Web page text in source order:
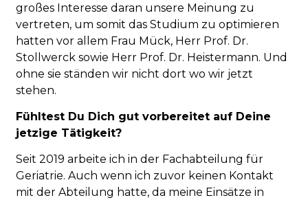
großes Interesse daran unsere Meinung zu
vertreten, um somit das Studium zu optimieren
hatten vor allem Frau Mück, Herr Prof. Dr.
Stollwerck sowie Herr Prof. Dr. Heistermann. Und
ohne sie ständen wir nicht dort wo wir jetzt
stehen.
Fühltest Du Dich gut vorbereitet auf Deine
jetzige Tätigkeit?
Seit 2019 arbeite ich in der Fachabteilung für
Geriatrie. Auch wenn ich zuvor keinen Kontakt
mit der Abteilung hatte, da meine Einsätze in